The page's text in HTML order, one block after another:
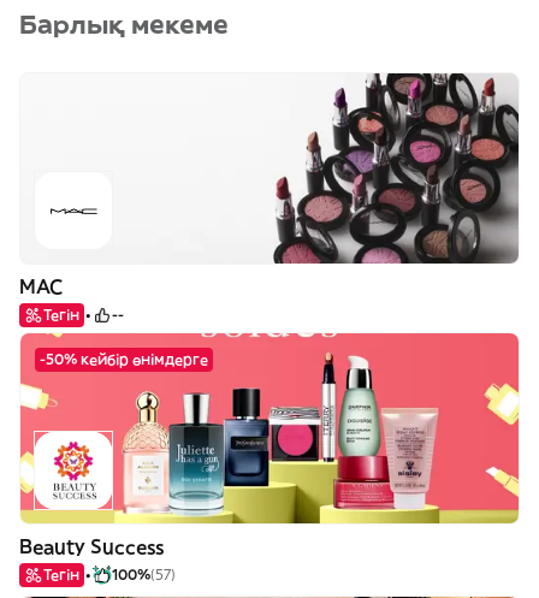
Барлық мекеме
MAC
Тегін --
-50% кейбір өнімдерге
Beauty Success
Тегін 100%(57)